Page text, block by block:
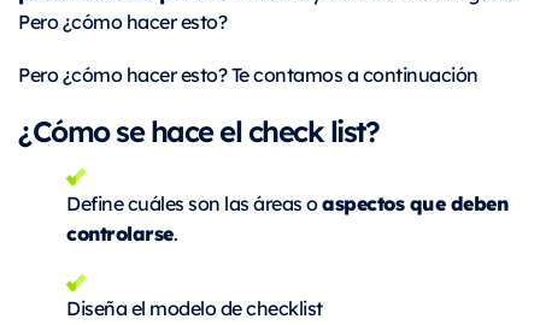
Pero ¿cómo hacer esto?
Pero ¿cómo hacer esto? Te contamos a continuación
¿Cómo se hace el check list?
Define cuáles son las áreas oaspectos que deben
controlarse.
Diseña el modelo de checklist